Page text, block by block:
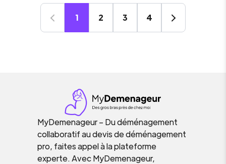
1 2 3 4
MyDemenageur – Du déménagement
collaboratif au devis de déménagement
pro, faites appel à la plateforme
experte. Avec MyDemenageur,